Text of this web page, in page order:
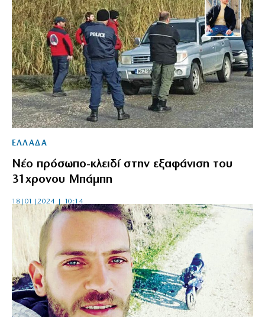
ΕΛΛΑΔΑ
Νέο πρόσωπο-κλειδί στην εξαφάνιση του
31χρονου Μπάμπη
18|01|2024 | 10:14